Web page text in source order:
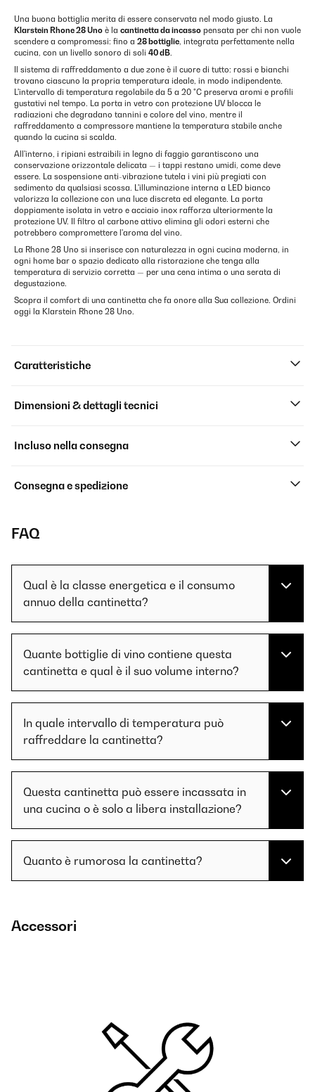
Una buona bottiglia merita di essere conservata nel modo giusto. La
Klarstein Rhone 28 Uno è la cantinetta da incasso pensata per chi non vuole
scendere a compromessi: fino a 28 bottiglie, integrata perfettamente nella
cucina, con un livello sonoro di soli 40 dB.
Il sistema di raffreddamento a due zone è il cuore di tutto: rossi e bianchi
trovano ciascuno la propria temperatura ideale, in modo indipendente.
L'intervallo di temperatura regolabile da 5 a 20 °C preserva aromi e profili
gustativi nel tempo. La porta in vetro con protezione UV blocca le
radiazioni che degradano tannini e colore del vino, mentre il
raffreddamento a compressore mantiene la temperatura stabile anche
quando la cucina si scalda.
All'interno, i ripiani estraibili in legno di faggio garantiscono una
conservazione orizzontale delicata — i tappi restano umidi, come deve
essere. La sospensione anti-vibrazione tutela i vini più pregiati con
sedimento da qualsiasi scossa. L'illuminazione interna a LED bianco
valorizza la collezione con una luce discreta ed elegante. La porta
doppiamente isolata in vetro e acciaio inox rafforza ulteriormente la
protezione UV. Il filtro al carbone attivo elimina gli odori esterni che
potrebbero compromettere l'aroma del vino.
La Rhone 28 Uno si inserisce con naturalezza in ogni cucina moderna, in
ogni home bar o spazio dedicato alla ristorazione che tenga alla
temperatura di servizio corretta — per una cena intima o una serata di
degustazione.
Scopra il comfort di una cantinetta che fa onore alla Sua collezione. Ordini
oggi la Klarstein Rhone 28 Uno.
Caratteristiche
Dimensioni & dettagli tecnici
Incluso nella consegna
Consegna e spedizione
FAQ
Qual è la classe energetica e il consumo
annuo della cantinetta?
Quante bottiglie di vino contiene questa
cantinetta e qual è il suo volume interno?
In quale intervallo di temperatura può
raffreddare la cantinetta?
Questa cantinetta può essere incassata in
una cucina o è solo a libera installazione?
Quanto è rumorosa la cantinetta?
Accessori